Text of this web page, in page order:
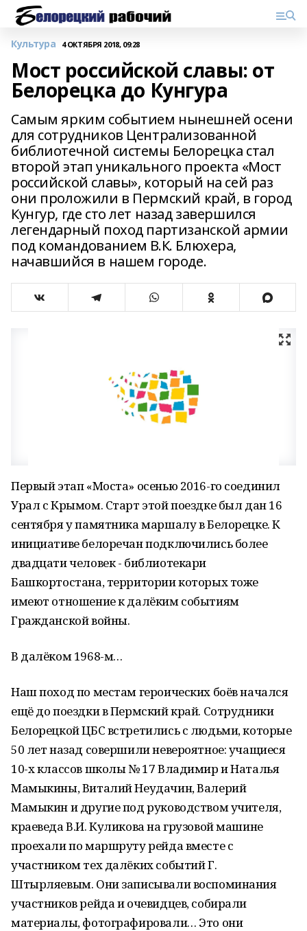
Культура 4 ОКТЯБРЯ 2018, 09:28
Мост российской славы: от
Белорецка до Кунгура
Самым ярким событием нынешней осени
для сотрудников Централизованной
библиотечной системы Белорецка стал
второй этап уникального проекта «Мост
российской славы», который на сей раз
они проложили в Пермский край, в город
Кунгур, где сто лет назад завершился
легендарный поход партизанской армии
под командованием В.К. Блюхера,
начавшийся в нашем городе.
Первый этап «Моста» осенью 2016-го соединил
Урал с Крымом. Старт этой поездке был дан 16
сентября у памятника маршалу в Белорецке. К
инициативе белоречан подключились более
двадцати человек - библиотекари
Башкортостана, территории которых тоже
имеют отношение к далёким событиям
Гражданской войны.
В далёком 1968-м…
Наш поход по местам героических боёв начался
ещё до поездки в Пермский край. Сотрудники
Белорецкой ЦБС встретились с людьми, которые
50 лет назад совершили невероятное: учащиеся
10-х классов школы № 17 Владимир и Наталья
Мамыкины, Виталий Неудачин, Валерий
Мамыкин и другие под руководством учителя,
краеведа В.И. Куликова на грузовой машине
проехали по маршруту рейда вместе с
участником тех далёких событий Г.
Штырляевым. Они записывали воспоминания
участников рейда и очевидцев, собирали
материалы, фотографировали… Это они